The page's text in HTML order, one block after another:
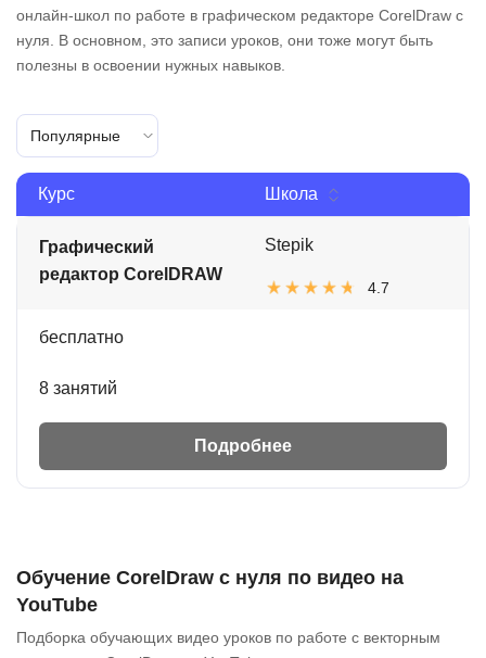
онлайн-школ по работе в графическом редакторе CorelDraw с
нуля. В основном, это записи уроков, они тоже могут быть
полезны в освоении нужных навыков.
Популярные
Курс Школа
Графический
редактор CorelDRAW
Stepik
4.7
бесплатно
8 занятий
Подробнее
Обучение CorelDraw с нуля по видео на
YouTube
Подборка обучающих видео уроков по работе с векторным